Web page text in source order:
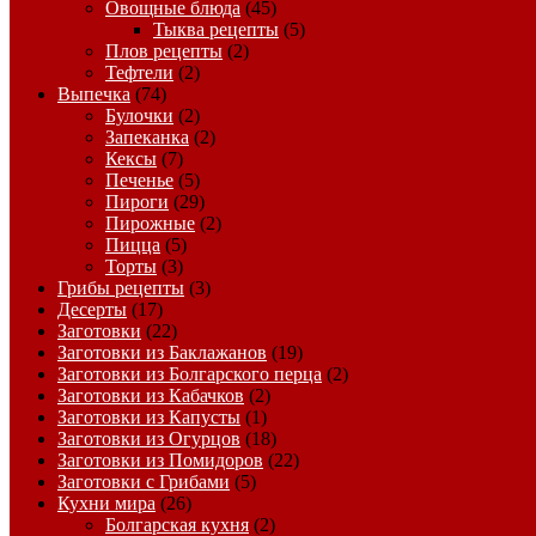
Овощные блюда (45)
Тыква рецепты (5)
Плов рецепты (2)
Тефтели (2)
Выпечка (74)
Булочки (2)
Запеканка (2)
Кексы (7)
Печенье (5)
Пироги (29)
Пирожные (2)
Пицца (5)
Торты (3)
Грибы рецепты (3)
Десерты (17)
Заготовки (22)
Заготовки из Баклажанов (19)
Заготовки из Болгарского перца (2)
Заготовки из Кабачков (2)
Заготовки из Капусты (1)
Заготовки из Огурцов (18)
Заготовки из Помидоров (22)
Заготовки с Грибами (5)
Кухни мира (26)
Болгарская кухня (2)